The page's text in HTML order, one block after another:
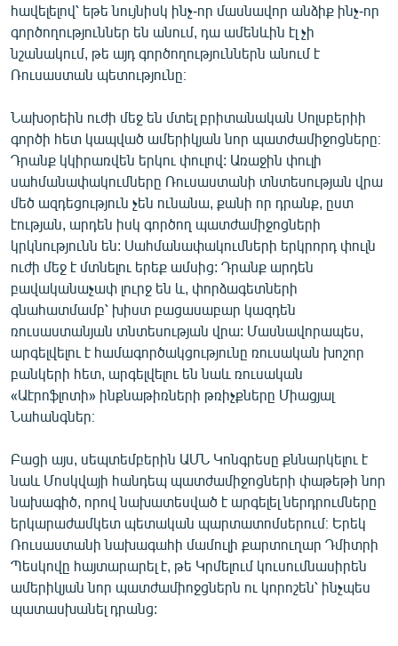
հավելելով՝ եթե նույնիսկ ինչ-որ մասնավոր անձիք ինչ-որ
գործողություններ են անում, դա ամենևին էլ չի
նշանակում, թե այդ գործողություններն անում է
Ռուսաստան պետությունը։
Նախօրեին ուժի մեջ են մտել բրիտանական Սոլսբերիի
գործի հետ կապված ամերիկյան նոր պատժամիջոցները։
Դրանք կկիրառվեն երկու փուլով: Առաջին փուլի
սահմանափակումները Ռուսաստանի տնտեսության վրա
մեծ ազդեցություն չեն ունանա, քանի որ դրանք, ըստ
էության, արդեն իսկ գործող պատժամիջոցների
կրկնությունն են: Սահմանափակումների երկրորդ փուլն
ուժի մեջ է մտնելու երեք ամսից: Դրանք արդեն
բավականաչափ լուրջ են և, փորձագետների
գնահատմամբ՝ խիստ բացասաբար կազդեն
ռուսաստանյան տնտեսության վրա: Մասնավորապես,
արգելվելու է համագործակցությունը ռուսական խոշոր
բանկերի հետ, արգելվելու են նաև ռուսական
«Աէրոֆլոտի» ինքնաթիռների թռիչքները Միացյալ
Նահանգներ։
Բացի այս, սեպտեմբերին ԱՄՆ Կոնգրեսը քննարկելու է
նաև Մոսկվայի հանդեպ պատժամիջոցների փաթեթի նոր
նախագիծ, որով նախատեսված է արգելել ներդրումները
երկարաժամկետ պետական պարտատոմսերում։ Երեկ
Ռուսաստանի նախագահի մամուլի քարտուղար Դմիտրի
Պեսկովը հայտարարել է, թե Կրմելում կուսումնասիրեն
ամերիկյան նոր պատժամիոջցներն ու կորոշեն՝ ինչպես
պատասխանել դրանց: